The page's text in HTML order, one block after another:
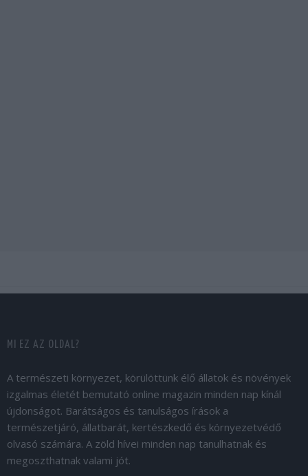
MI EZ AZ OLDAL?
A természeti környezet, körülöttünk élő állatok és növények
izgalmas életét bemutató online magazin minden nap kínál
újdonságot. Barátságos és tanulságos írások a
természetjáró, állatbarát, kertészkedő és környezetvédő
olvasó számára. A zöld hívei minden nap tanulhatnak és
megoszthatnak valami jót.